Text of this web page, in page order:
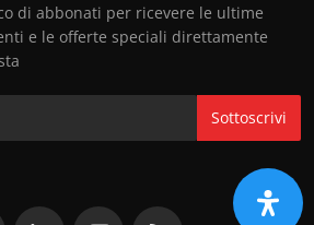
di abbonati per ricevere le ultime
e le offerte speciali direttamente
Sottoscrivi